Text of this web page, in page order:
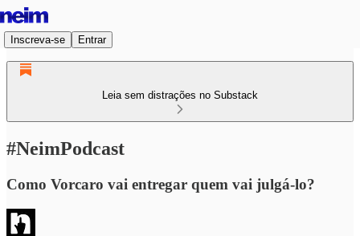
Inscreva-se Entrar
Leia sem distrações no Substack
#NeimPodcast
Como Vorcaro vai entregar quem vai julgá-lo?